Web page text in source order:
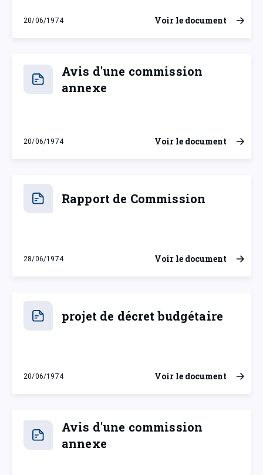
20/06/1974
jeudi 20 juin 1974
Voir le document
Avis d'une commission
annexe
20/06/1974
jeudi 20 juin 1974
Voir le document
Rapport de Commission
28/06/1974
vendredi 28 juin 1974
Voir le document
projet de décret budgétaire
20/06/1974
jeudi 20 juin 1974
Voir le document
Avis d'une commission
annexe